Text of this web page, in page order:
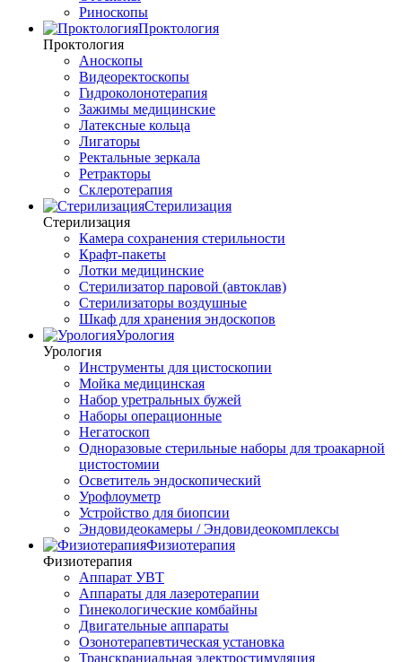
Риноскопы
Проктология
Проктология
Аноскопы
Видеоректоскопы
Гидроколонотерапия
Зажимы медицинские
Латексные кольца
Лигаторы
Ректальные зеркала
Ретракторы
Склеротерапия
Стерилизация
Стерилизация
Камера сохранения стерильности
Крафт-пакеты
Лотки медицинские
Стерилизатор паровой (автоклав)
Стерилизаторы воздушные
Шкаф для хранения эндоскопов
Урология
Урология
Инструменты для цистоскопии
Мойка медицинская
Набор уретральных бужей
Наборы операционные
Негатоскоп
Одноразовые стерильные наборы для троакарной
цистостомии
Осветитель эндоскопический
Урофлоуметр
Устройство для биопсии
Эндовидеокамеры / Эндовидеокомплексы
Физиотерапия
Физиотерапия
Аппарат УВТ
Аппараты для лазеротерапии
Гинекологические комбайны
Двигательные аппараты
Озонотерапевтическая установка
Транскраниальная электростимуляция